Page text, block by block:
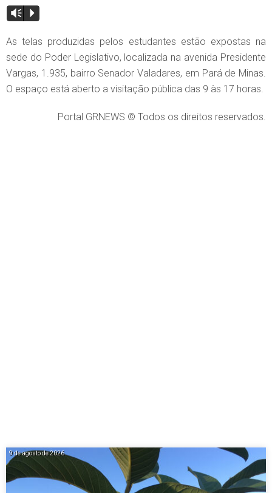
Vm P
As telas produzidas pelos estudantes estão expostas na
sede do Poder Legislativo, localizada na avenida Presidente
Vargas, 1.935, bairro Senador Valadares, em Pará de Minas.
O espaço está aberto a visitação pública das 9 às 17 horas.
Portal GRNEWS © Todos os direitos reservados.
9 de agosto de 2026